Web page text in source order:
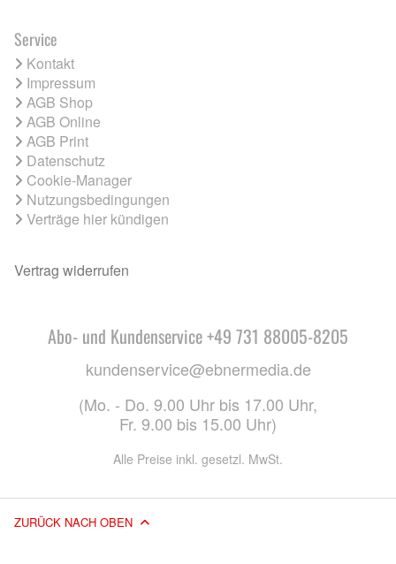
Service
Kontakt
Impressum
AGB Shop
AGB Online
AGB Print
Datenschutz
Cookie-Manager
Nutzungsbedingungen
Verträge hier kündigen
Vertrag widerrufen
Abo- und Kundenservice +49 731 88005-8205
kundenservice@ebnermedia.de
(Mo. - Do. 9.00 Uhr bis 17.00 Uhr,
Fr. 9.00 bis 15.00 Uhr)
Alle Preise inkl. gesetzl. MwSt.
ZURÜCK NACH OBEN